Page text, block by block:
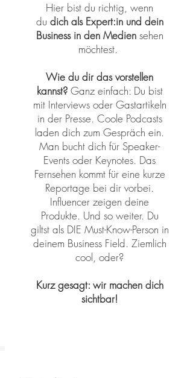
Hier bist du richtig, wenn
du dich als Expert:in und dein
Business in den Mediensehen
möchtest.
Wie du dir das vorstellen
kannst? Ganz einfach: Du bist
mit Interviews oder Gastartikeln
in der Presse. Coole Podcasts
laden dich zum Gespräch ein.
Man bucht dich für Speaker-
Events oder Keynotes. Das
Fernsehen kommt für eine kurze
Reportage bei dir vorbei.
Influencer zeigen deine
Produkte. Und so weiter. Du
giltst als DIE Must-Know-Person in
deinem Business Field. Ziemlich
cool, oder?
Kurz gesagt: wir machen dich
sichtbar!